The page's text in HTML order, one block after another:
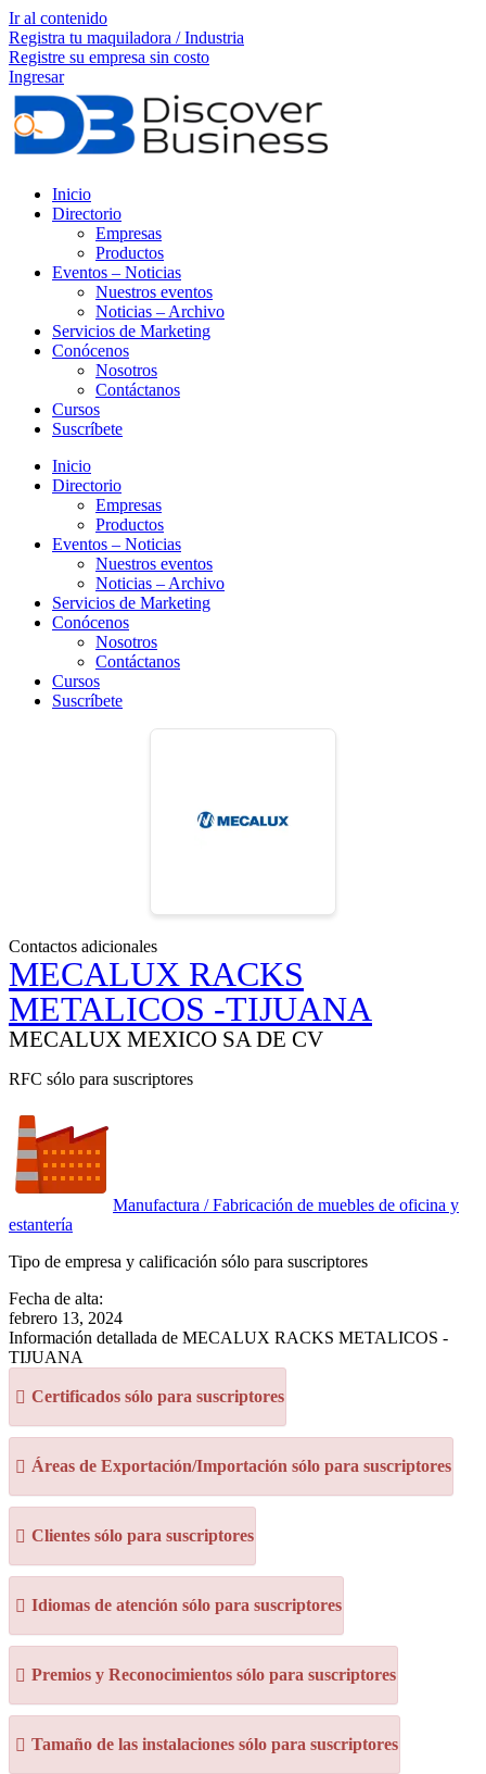
Ir al contenido
Registra tu maquiladora / Industria
Registre su empresa sin costo
Ingresar
Inicio
Directorio
Empresas
Productos
Eventos – Noticias
Nuestros eventos
Noticias – Archivo
Servicios de Marketing
Conócenos
Nosotros
Contáctanos
Cursos
Suscríbete
Inicio
Directorio
Empresas
Productos
Eventos – Noticias
Nuestros eventos
Noticias – Archivo
Servicios de Marketing
Conócenos
Nosotros
Contáctanos
Cursos
Suscríbete
Contactos adicionales
MECALUX RACKS
METALICOS -TIJUANA
MECALUX MEXICO SA DE CV
RFC sólo para suscriptores
Manufactura / Fabricación de muebles de oficina y
estantería
Tipo de empresa y calificación sólo para suscriptores
Fecha de alta:
febrero 13, 2024
Información detallada de MECALUX RACKS METALICOS -
TIJUANA
Certificados sólo para suscriptores
Áreas de Exportación/Importación sólo para suscriptores
Clientes sólo para suscriptores
Idiomas de atención sólo para suscriptores
Premios y Reconocimientos sólo para suscriptores
Tamaño de las instalaciones sólo para suscriptores